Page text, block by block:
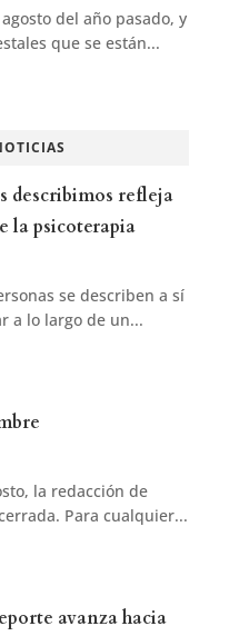
del año pasado, y
que se están...
describimos refleja
la psicoterapia
se describen a sí
a lo largo de un...
la redacción de
Para cualquier...
avanza hacia